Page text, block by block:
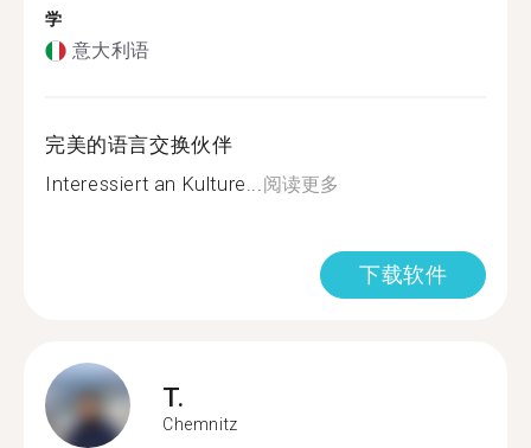
学
意大利语
完美的语言交换伙伴
Interessiert an Kulture...阅读更多
下载软件
T.
Chemnitz